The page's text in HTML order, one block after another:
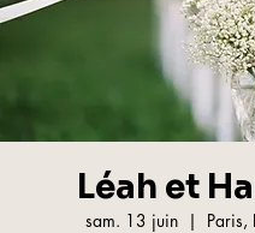
Léah et
sam. 13 juin
  |
Paris,